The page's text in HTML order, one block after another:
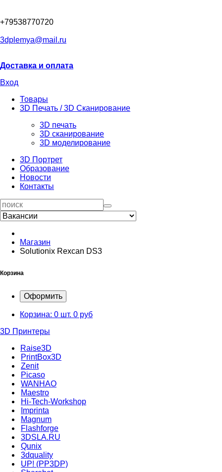
+79538770720
3dplemya@mail.ru
Доставка и оплата
Вход
Товары
3D Печать / 3D Сканирование
3D печать
3D сканирование
3D моделирование
3D Портрет
Образование
Новости
Контакты
Магазин
Solutionix Rexcan DS3
Корзина
Оформить
Корзина: 0 шт. 0 руб
3D Принтеры
Raise3D
PrintBox3D
Zenit
Picaso
WANHAO
Maestro
Hi-Tech-Workshop
Imprinta
Magnum
Flashforge
3DSLA.RU
Qunix
3dquality
UP! (PP3DP)